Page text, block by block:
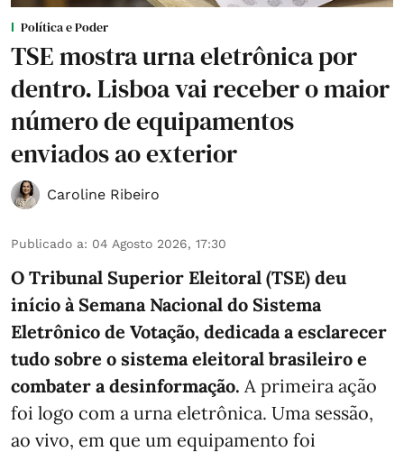
Política e Poder
TSE mostra urna eletrônica por
dentro. Lisboa vai receber o maior
número de equipamentos
enviados ao exterior
Caroline Ribeiro
Publicado a: 04 Agosto 2026, 17:30
O Tribunal Superior Eleitoral (TSE) deu
início à Semana Nacional do Sistema
Eletrônico de Votação, dedicada a esclarecer
tudo sobre o sistema eleitoral brasileiro e
combater a desinformação. A primeira ação
foi logo com a urna eletrônica. Uma sessão,
ao vivo, em que um equipamento foi